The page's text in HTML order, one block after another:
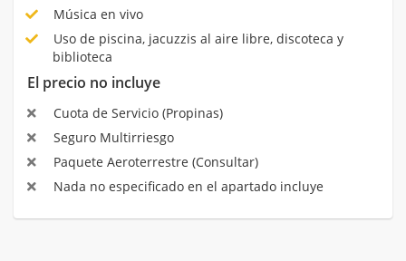
Música en vivo
Uso de piscina, jacuzzis al aire libre, discoteca y
biblioteca
El precio no incluye
Cuota de Servicio (Propinas)
Seguro Multirriesgo
Paquete Aeroterrestre (Consultar)
Nada no especificado en el apartado incluye